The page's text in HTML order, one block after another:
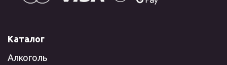
Каталог
Алкоголь